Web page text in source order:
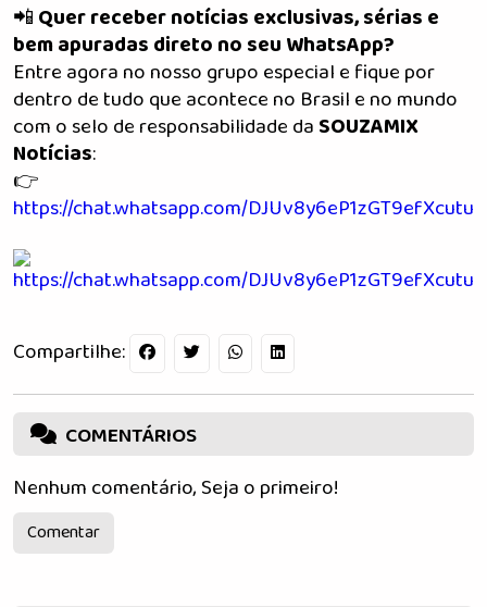
📲Quer receber notícias exclusivas, sérias e
bem apuradas direto no seu WhatsApp?
Entre agora no nosso grupo especial e fique por
dentro de tudo que acontece no Brasil e no mundo
com o selo de responsabilidade daSOUZAMIX
Notícias:
👉
https://chat.whatsapp.com/DJUv8y6eP1zGT9efXcutu5
Compartilhe:
COMENTÁRIOS
Nenhum comentário, Seja o primeiro!
Comentar